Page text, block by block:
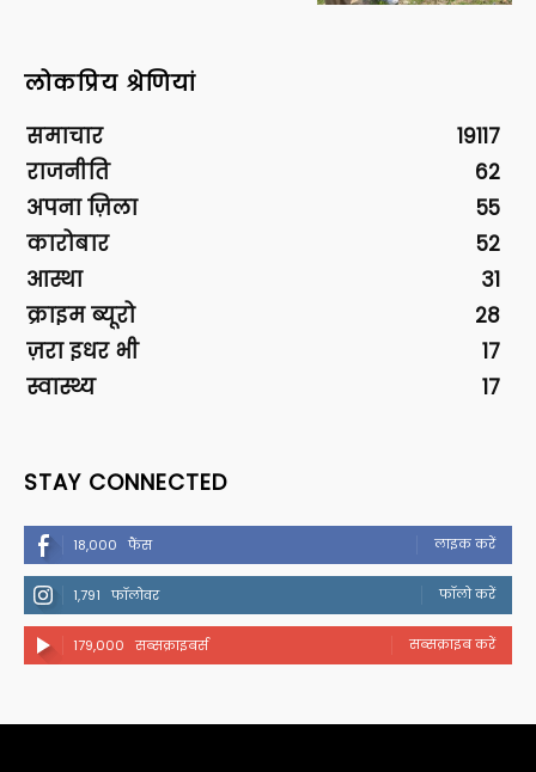
लोकप्रिय श्रेणियां
समाचार
19117
राजनीति
62
अपना ज़िला
55
कारोबार
52
आस्था
31
क्राइम ब्यूरो
28
ज़रा इधर भी
17
स्वास्थ्य
17
STAY CONNECTED
18,000 फैंस लाइक करें
1,791 फॉलोवर फॉलो करें
179,000 सब्सक्राइबर्स सब्सक्राइब करें